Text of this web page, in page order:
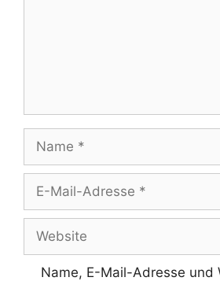
Mail-
Adresse
Name, E-Mail-Adresse und